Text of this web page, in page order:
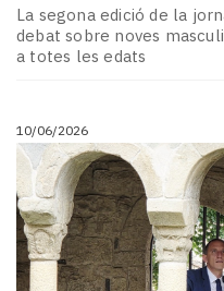
La segona edició de la
debat sobre noves
a totes les edats
10/06/2026